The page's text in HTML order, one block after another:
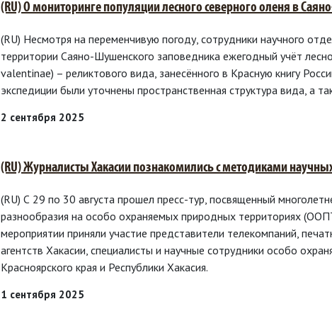
(RU) О мониторинге популяции лесного северного оленя в
(RU) Несмотря на переменчивую погоду, сотрудники научного
территории Саяно-Шушенского заповедника ежегодный учёт
valentinae) – реликтового вида, занесённого в Красную книгу
экспедиции были уточнены пространственная структура вида, а
2 сентября 2025
(RU) Журналисты Хакасии познакомились с методиками
(RU) С 29 по 30 августа прошел пресс-тур, посвященный
разнообразия на особо охраняемых природных территориях
мероприятии приняли участие представители телекомпаний,
агентств Хакасии, специалисты и научные сотрудники особо
Красноярского края и Республики Хакасия.
1 сентября 2025